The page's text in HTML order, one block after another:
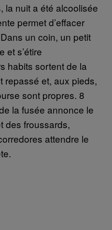
la nuit a été alcoolisée
permet d’effacer
un coin, un petit
et s’étire
habits sortent de la
repassé et, aux pieds,
sont propres. 8
la fusée annonce le
des froussards,
attendre le